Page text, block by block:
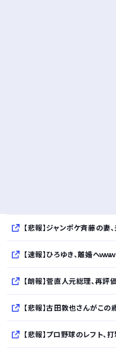
【悲報】ジャンポケ斉藤の妻
【速報】ひろゆき、離婚へｗｗｗ
【朗報】菅直人元総理、再評価
【悲報】古田敦也さんがこの歳までずっ
【悲報】プロ野球のレフト、打撃に自